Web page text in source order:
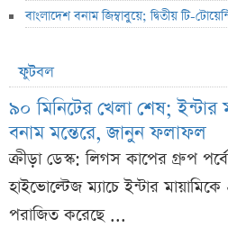
বাংলাদেশ বনাম জিম্বাবুয়ে; দ্বিতীয় টি-
ফুটবল
৯০ মিনিটের খেলা শেষ; ইন্টার
বনাম মন্তেরে, জানুন ফলাফল
ক্রীড়া ডেস্ক: লিগস কাপের গ্রুপ
হাইভোল্টেজ ম্যাচে ইন্টার
পরাজিত করেছে ...